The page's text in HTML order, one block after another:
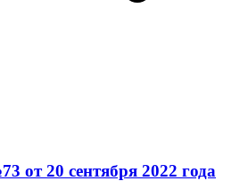
от 20 сентября 2022 года